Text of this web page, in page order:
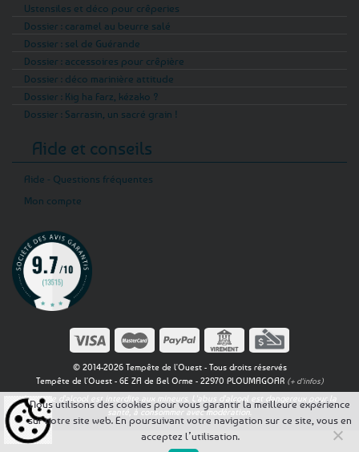
Ustensiles et déco pour crêperies
Dossier : caramel au beurre salé
Dossier : sel de Guérande
Dossier : accessoires pour crêpière
Dossier : déco marinière attitude
Dossier : Kig ha Farz, kézako ?
Dossier : Sarrasin, un sacré grain !
Aide et conseils
Aide - Questions fréquentes
Mon compte
© 2014-2026 Tempête de l'Ouest - Tous droits réservés
Tempête de l'Ouest - 6E ZA de Bel Orme - 22970 PLOUMAGOAR (+ d'infos)
La vente d'alcool est interdite aux mineurs. L'abus d'alcool est dangereux pour la
santé, à consommer avec modération.
Nous utilisons des cookies pour vous garantir la meilleure expérience
sur notre site web. En poursuivant votre navigation sur ce site, vous en
acceptez l’utilisation.